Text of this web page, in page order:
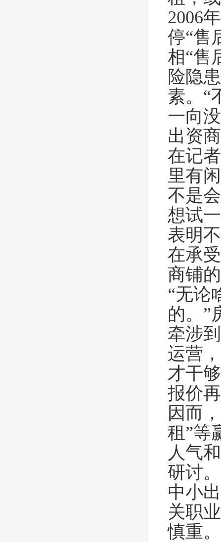
2006
停“售
相“售
险隐
素。“
一向
出资
在记
里有
不是
想试
表明
在承
商铺
“无论
的。”
牵涉
运营
才干
报价
因而
租”等
人气
研讨
中小
关职
慎重。